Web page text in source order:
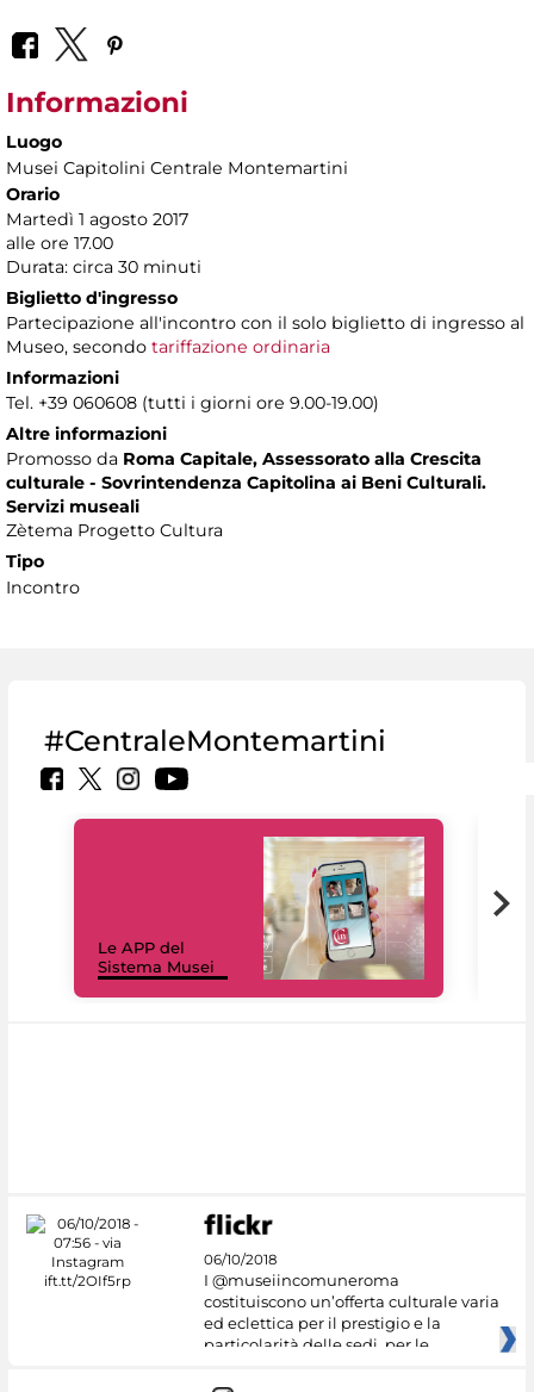
Informazioni
Luogo
Musei Capitolini Centrale Montemartini
Orario
Martedì 1 agosto 2017
alle ore 17.00
Durata: circa 30 minuti
Biglietto d'ingresso
Partecipazione all'incontro con il solo biglietto di ingresso al
Museo, secondo tariffazione ordinaria
Informazioni
Tel. +39 060608 (tutti i giorni ore 9.00-19.00)
Altre informazioni
Promosso da Roma Capitale, Assessorato alla Crescita
culturale - Sovrintendenza Capitolina ai Beni Culturali.
Servizi museali
Zètema Progetto Cultura
Tipo
Incontro
#CentraleMontemartini
Le APP del
Sistema Musei
06/10/2018
I @museiincomuneroma
costituiscono un’offerta culturale varia
ed eclettica per il prestigio e la
particolarità delle sedi, per le